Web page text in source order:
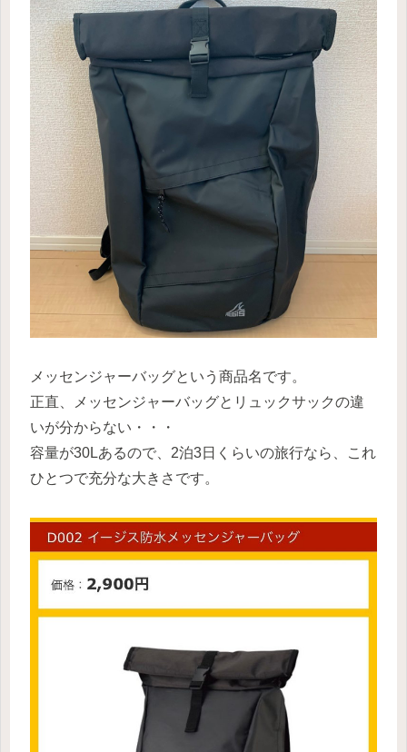
メッセンジャーバッグという商品名です。
正直、メッセンジャーバッグとリュックサックの違
いが分からない・・・
容量が30Lあるので、2泊3日くらいの旅行なら、これ
ひとつで充分な大きさです。